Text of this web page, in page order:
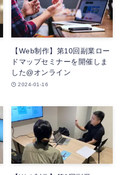
【Web制作】第10回副業ロー
ドマップセミナーを開催しま
した@オンライン
2024-01-16